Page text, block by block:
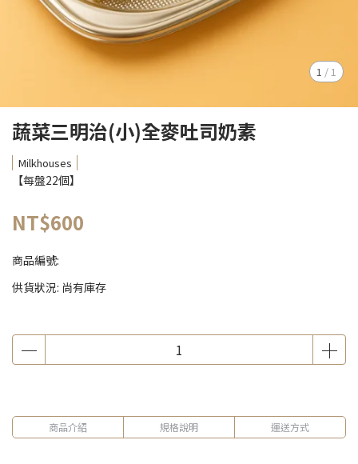
1 / 1
蔬菜三明治(小)全麥吐司奶素
Milkhouses
【每盤22個】
NT$600
商品編號:
供貨狀況: 尚有庫存
商品介紹 規格說明 運送方式